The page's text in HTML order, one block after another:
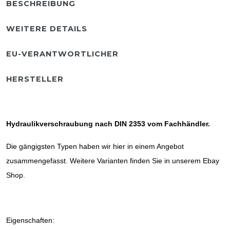
BESCHREIBUNG
WEITERE DETAILS
EU-VERANTWORTLICHER
HERSTELLER
Hydraulikverschraubung nach DIN 2353 vom Fachhändler.
Die gängigsten Typen haben wir hier in einem Angebot
zusammengefasst. Weitere Varianten finden Sie in unserem Ebay
Shop.
Eigenschaften: